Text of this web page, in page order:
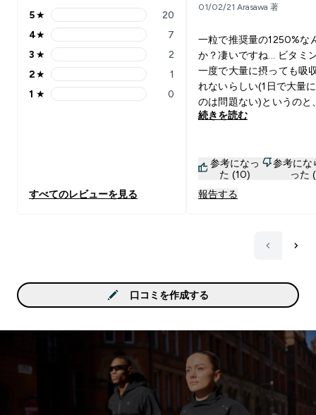
5 stars rating 20 reviews
5★ 20
4 stars rating 7 reviews
4★ 7
3 stars rating 2 reviews
3 ★ 2
2 stars rating 1 reviews
2★ 1
1 stars rating 0 reviews
1 ★ 0
すべてのレビューを見る
01/02/21 Arasawa 著
一粒で推奨量の1250%な
か？凄いですね... ビタミ
一度で大量に摂っても吸
れないらしい(1日で大量
のは問題ない)というのと
が大きい(特に縦に長い)
るようなものでもありま
が、割と悩んでた白ニキ
なくなったような気がし
続きを読む
参考になっ
た (10)
参考にな
った
報告する
口コミを作成する